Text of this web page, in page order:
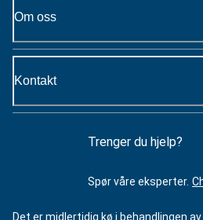
Om oss
Kontakt
Trenger du hjelp?
Spør våre eksperter.
Det er midlertidig kø i behandlingen